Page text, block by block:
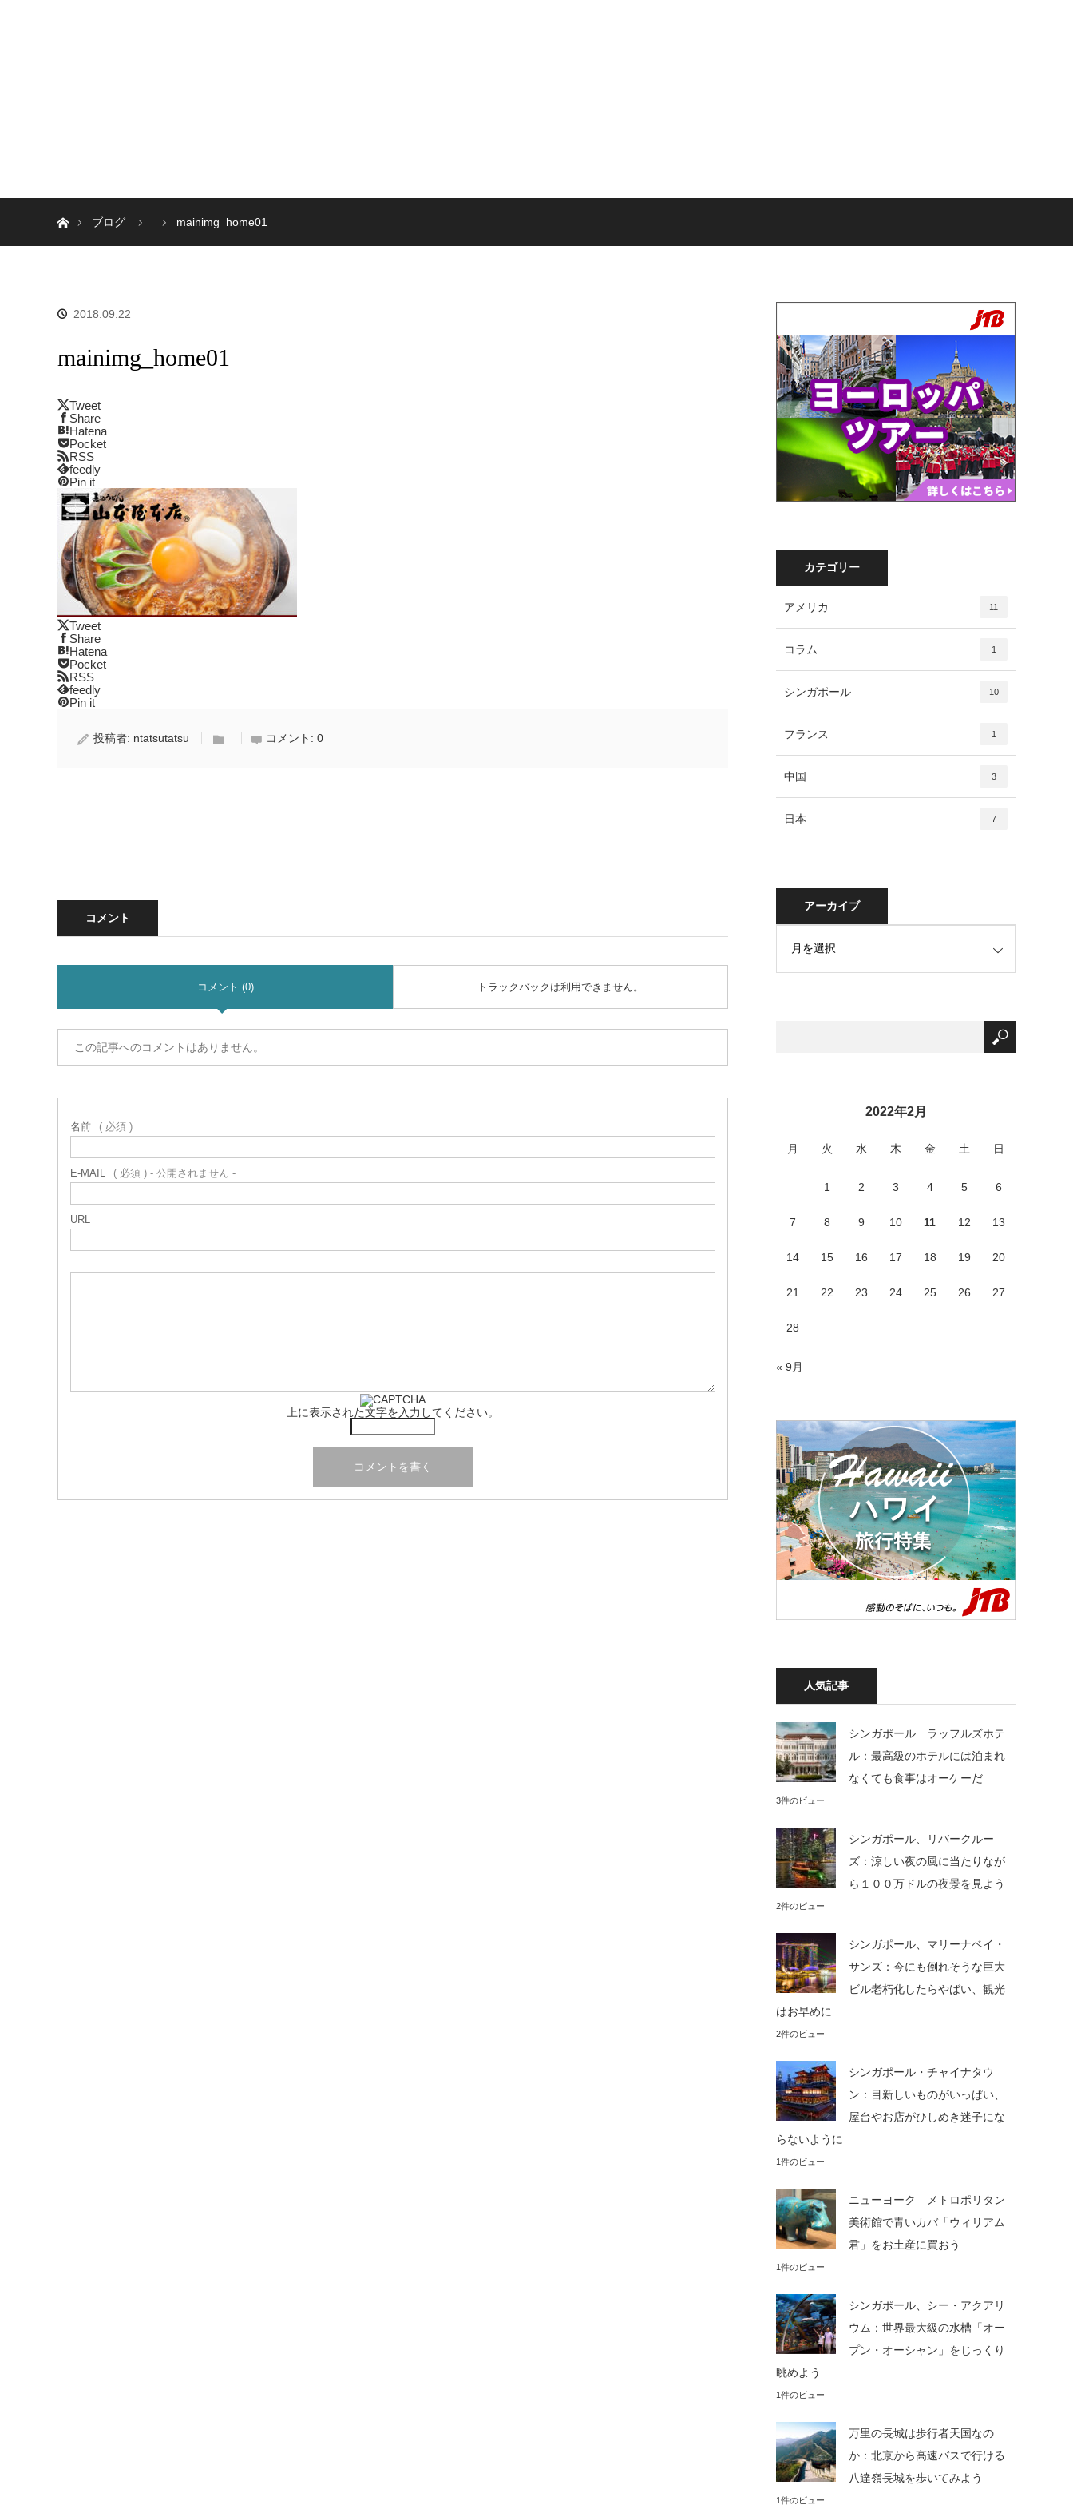
ブログ
mainimg_home01
2018.09.22
mainimg_home01
Tweet
Share
Hatena
Pocket
RSS
feedly
Pin it
Tweet
Share
Hatena
Pocket
RSS
feedly
Pin it
投稿者: ntatsutatsu コメント: 0
コメント
コメント (0) トラックバックは利用できません。
この記事へのコメントはありません。
名前 ( 必須 )
E-MAIL ( 必須 ) - 公開されません -
URL
上に表示された文字を入力してください。
カテゴリー
アメリカ 11
コラム 1
シンガポール 10
フランス 1
中国 3
日本 7
アーカイブ
2022年2月
月 火 水 木 金 土 日
1 2 3 4 5 6
7 8 9 10 11 12 13
14 15 16 17 18 19 20
21 22 23 24 25 26 27
28
« 9月
人気記事
シンガポール ラッフルズホテ
ル：最高級のホテルには泊まれ
なくても食事はオーケーだ
3件のビュー
シンガポール、リバークルー
ズ：涼しい夜の風に当たりなが
ら１００万ドルの夜景を見よう
2件のビュー
シンガポール、マリーナベイ・
サンズ：今にも倒れそうな巨大
ビル老朽化したらやばい、観光
はお早めに
2件のビュー
シンガポール・チャイナタウ
ン：目新しいものがいっぱい、
屋台やお店がひしめき迷子にな
らないように
1件のビュー
ニューヨーク メトロポリタン
美術館で青いカバ「ウィリアム
君」をお土産に買おう
1件のビュー
シンガポール、シー・アクアリ
ウム：世界最大級の水槽「オー
プン・オーシャン」をじっくり
眺めよう
1件のビュー
万里の長城は歩行者天国なの
か：北京から高速バスで行ける
八達嶺長城を歩いてみよう
1件のビュー